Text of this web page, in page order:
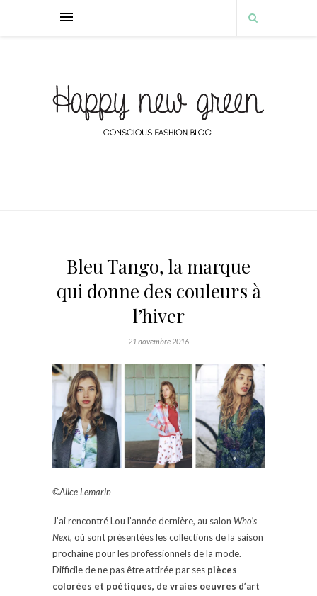
Bleu Tango, la marque
qui donne des couleurs à
l’hiver
21 novembre 2016
©Alice Lemarin
J’ai rencontré Lou l’année dernière, au salon Who’s
Next, où sont présentées les collections de la saison
prochaine pour les professionnels de la mode.
Difficile de ne pas être attirée par ses pièces
colorées et poétiques, de vraies oeuvres d’art